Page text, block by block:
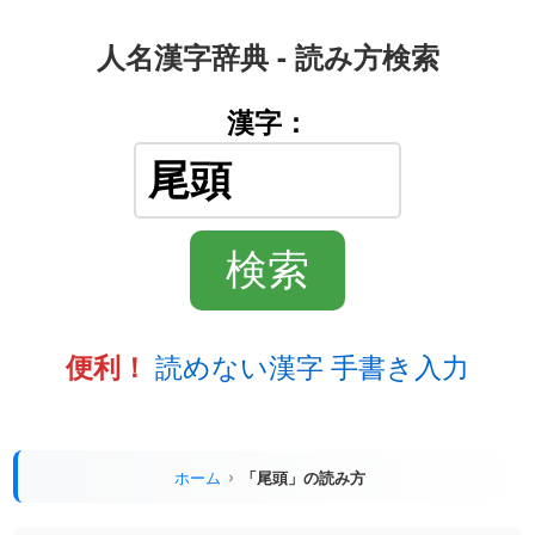
人名漢字辞典 - 読み方検索
漢字：
便利！ 読めない漢字 手書き入力
ホーム 「尾頭」の読み方